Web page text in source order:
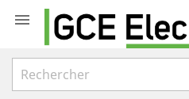
